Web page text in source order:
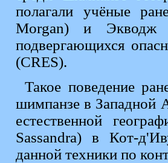
полагали учёные
Morgan) и Экводж
подвергающихся
(CRES).
Такое поведение
шимпанзе в Западной
естественной
Sassandra) в Кот-
данной техники по